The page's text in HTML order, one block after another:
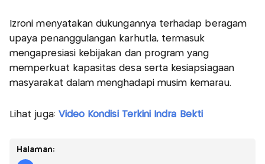
Izroni menyatakan dukungannya terhadap beragam
upaya penanggulangan karhutla, termasuk
mengapresiasi kebijakan dan program yang
memperkuat kapasitas desa serta kesiapsiagaan
masyarakat dalam menghadapi musim kemarau.
Lihat juga: Video Kondisi Terkini Indra Bekti
Halaman: